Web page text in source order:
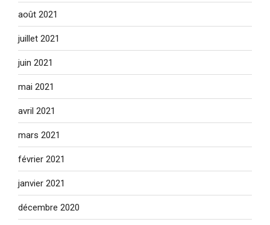
août 2021
juillet 2021
juin 2021
mai 2021
avril 2021
mars 2021
février 2021
janvier 2021
décembre 2020